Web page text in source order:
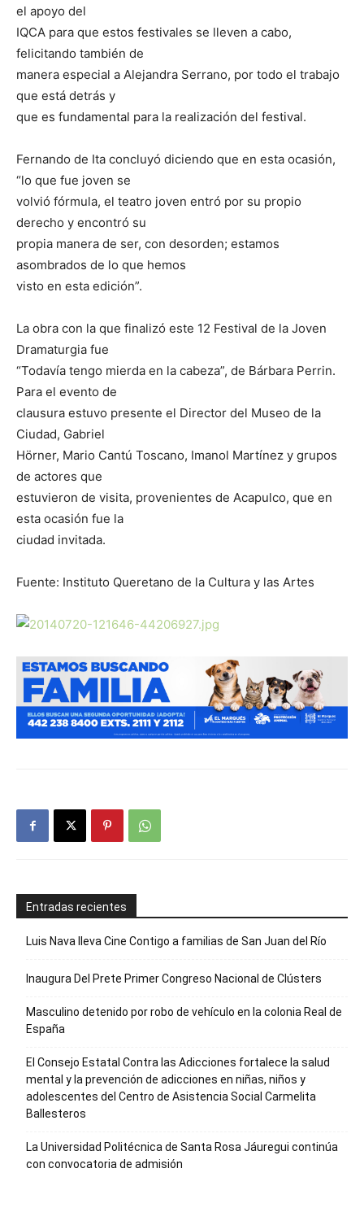
el apoyo del
IQCA para que estos festivales se lleven a cabo,
felicitando también de
manera especial a Alejandra Serrano, por todo el trabajo
que está detrás y
que es fundamental para la realización del festival.
Fernando de Ita concluyó diciendo que en esta ocasión,
“lo que fue joven se
volvió fórmula, el teatro joven entró por su propio
derecho y encontró su
propia manera de ser, con desorden; estamos
asombrados de lo que hemos
visto en esta edición”.
La obra con la que finalizó este 12 Festival de la Joven
Dramaturgia fue
“Todavía tengo mierda en la cabeza”, de Bárbara Perrin.
Para el evento de
clausura estuvo presente el Director del Museo de la
Ciudad, Gabriel
Hörner, Mario Cantú Toscano, Imanol Martínez y grupos
de actores que
estuvieron de visita, provenientes de Acapulco, que en
esta ocasión fue la
ciudad invitada.
Fuente: Instituto Queretano de la Cultura y las Artes
Entradas recientes
Luis Nava lleva Cine Contigo a familias de San Juan del Río
Inaugura Del Prete Primer Congreso Nacional de Clústers
Masculino detenido por robo de vehículo en la colonia Real de
España
El Consejo Estatal Contra las Adicciones fortalece la salud
mental y la prevención de adicciones en niñas, niños y
adolescentes del Centro de Asistencia Social Carmelita
Ballesteros
La Universidad Politécnica de Santa Rosa Jáuregui continúa
con convocatoria de admisión